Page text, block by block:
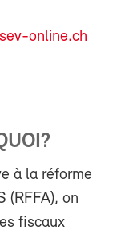
online.ch
à la réforme
(RFFA), on
fiscaux